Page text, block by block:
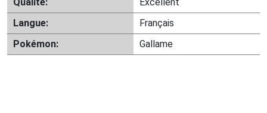
Langue:
Français
Pokémon:
Gallame